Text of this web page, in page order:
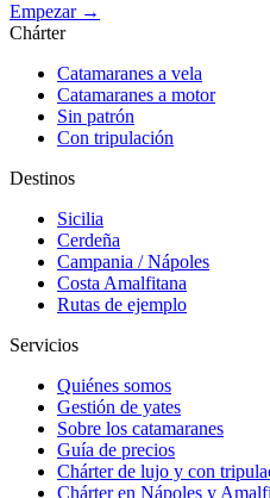
Empezar →
Chárter
Catamaranes a vela
Catamaranes a motor
Sin patrón
Con tripulación
Destinos
Sicilia
Cerdeña
Campania / Nápoles
Costa Amalfitana
Rutas de ejemplo
Servicios
Quiénes somos
Gestión de yates
Sobre los catamaranes
Guía de precios
Chárter de lujo y con
Chárter en Nápoles y Amalfi